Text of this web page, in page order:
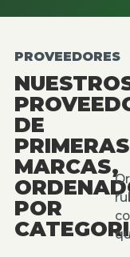
PROVEEDORES
DE
PRIMERAS
MARCAS,
POR